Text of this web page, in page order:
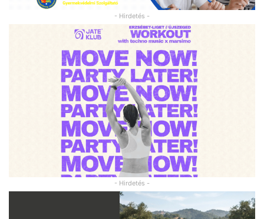
- Hirdetés -
- Hirdetés -